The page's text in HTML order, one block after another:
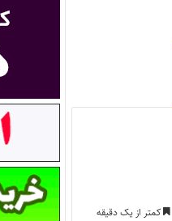
کمتر از یک دقیقه